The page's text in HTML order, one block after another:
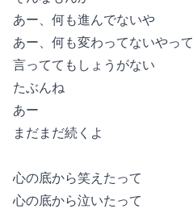
あー、何も進んでないや
あー、何も変わってないやって
言っててもしょうがない
たぶんね
あー
まだまだ続くよ
心の底から笑えたって
心の底から泣いたって